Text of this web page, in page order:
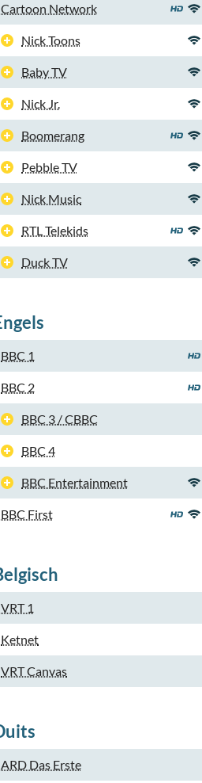
Cartoon Network
Nick Toons
Baby TV
Nick Jr.
Boomerang
Pebble TV
Nick Music
RTL Telekids
Duck TV
BBC 1
BBC 2
BBC 3 / CBBC
BBC 4
BBC Entertainment
BBC First
VRT 1
Ketnet
VRT Canvas
ARD Das Erste